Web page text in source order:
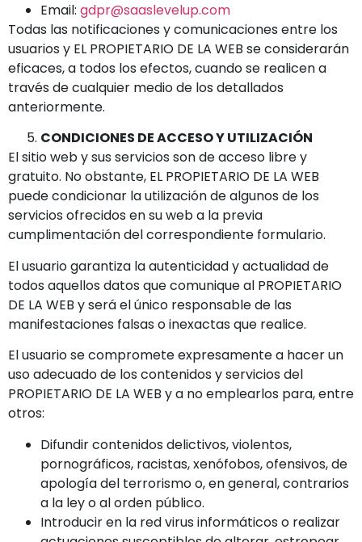
Email: gdpr@saaslevelup.com
Todas las notificaciones y comunicaciones entre los
usuarios y EL PROPIETARIO DE LA WEB se considerarán
eficaces, a todos los efectos, cuando se realicen a
través de cualquier medio de los detallados
anteriormente.
CONDICIONES DE ACCESO Y UTILIZACIÓN
El sitio web y sus servicios son de acceso libre y
gratuito. No obstante, EL PROPIETARIO DE LA WEB
puede condicionar la utilización de algunos de los
servicios ofrecidos en su web a la previa
cumplimentación del correspondiente formulario.
El usuario garantiza la autenticidad y actualidad de
todos aquellos datos que comunique al PROPIETARIO
DE LA WEB y será el único responsable de las
manifestaciones falsas o inexactas que realice.
El usuario se compromete expresamente a hacer un
uso adecuado de los contenidos y servicios del
PROPIETARIO DE LA WEB y a no emplearlos para, entre
otros:
Difundir contenidos delictivos, violentos,
pornográficos, racistas, xenófobos, ofensivos, de
apología del terrorismo o, en general, contrarios
a la ley o al orden público.
Introducir en la red virus informáticos o realizar